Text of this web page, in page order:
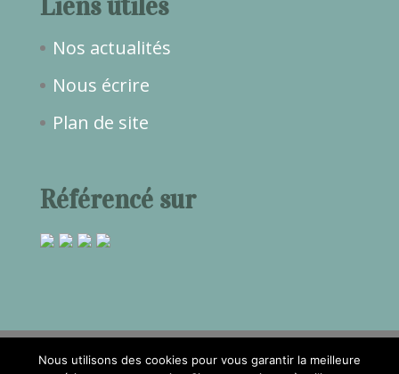
Liens utiles
Nos actualités
Nous écrire
Plan de site
Référencé sur
Nous utilisons des cookies pour vous garantir la meilleure